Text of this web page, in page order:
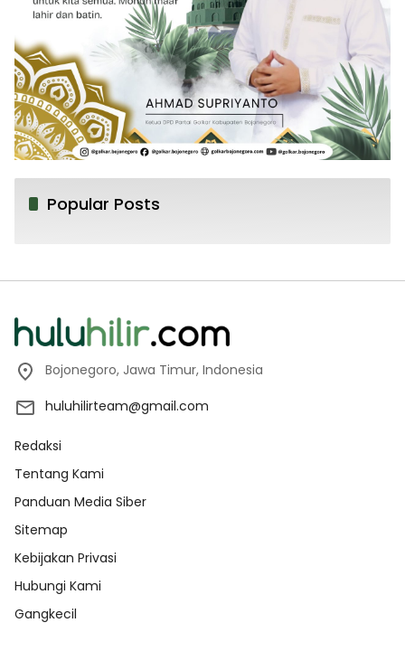
Popular Posts
Bojonegoro, Jawa Timur, Indonesia
huluhilirteam@gmail.com
Redaksi
Tentang Kami
Panduan Media Siber
Sitemap
Kebijakan Privasi
Hubungi Kami
Gangkecil